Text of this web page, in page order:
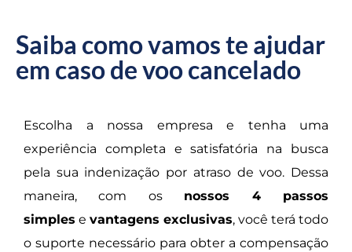
Saiba como vamos te ajudar
em caso de voo cancelado
Escolha a nossa empresa e tenha uma
experiência completa e satisfatória na busca
pela sua indenização por atraso de voo. Dessa
maneira, com os nossos 4 passos
simples e vantagens exclusivas, você terá todo
o suporte necessário para obter a compensação